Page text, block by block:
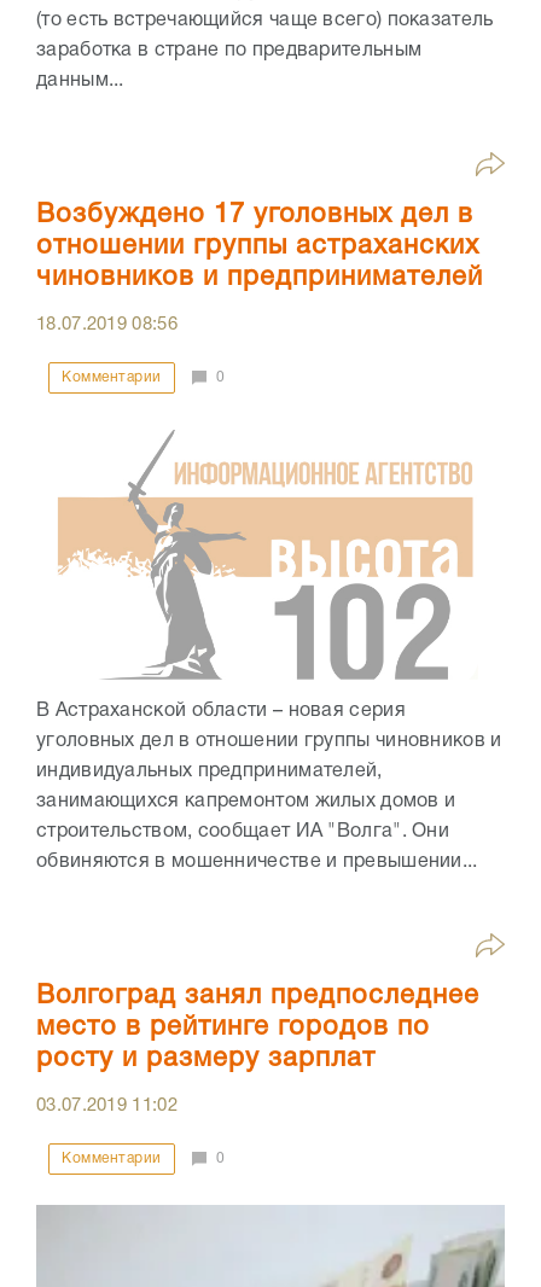
(то есть встречающийся чаще всего) показатель
заработка в стране по предварительным
данным...
Возбуждено 17 уголовных дел в
отношении группы астраханских
чиновников и предпринимателей
18.07.201908:56
Комментарии 0
В Астраханской области – новая серия
уголовных дел в отношении группы чиновников и
индивидуальных предпринимателей,
занимающихся капремонтом жилых домов и
строительством, сообщает ИА "Волга". Они
обвиняются в мошенничестве и превышении...
Волгоград занял предпоследнее
место в рейтинге городов по
росту и размеру зарплат
03.07.2019 11:02
Комментарии 0